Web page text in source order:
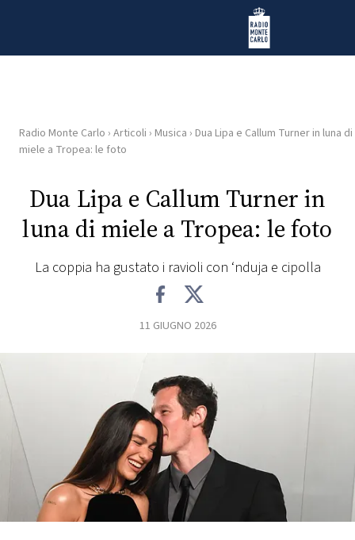
Radio Monte Carlo
HOME
RADIO
WEB
CONCORSI
EVENTI
VIDEO
Radio Monte Carlo › Articoli › Musica › Dua Lipa e Callum Turner in luna di
miele a Tropea: le foto
Dua Lipa e Callum Turner in
luna di miele a Tropea: le foto
La coppia ha gustato i ravioli con ‘nduja e cipolla
11 GIUGNO 2026